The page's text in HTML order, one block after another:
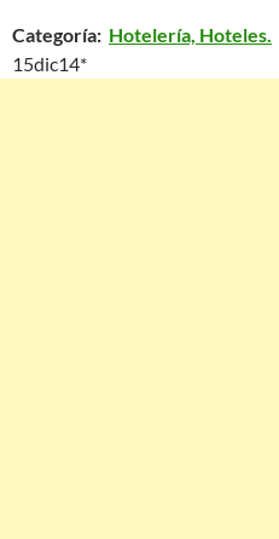
Categoría: Hotelería, Hoteles.
15dic14*